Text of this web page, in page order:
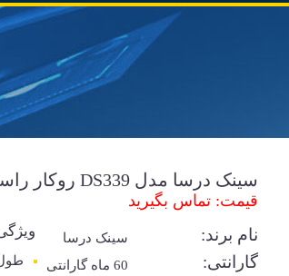
سینک درسا مدل DS339 روکار راست
قیمت: تماس بگیرید
نام برند: سینک درسا
گارانتی:
60 ماه گارانتی
طول